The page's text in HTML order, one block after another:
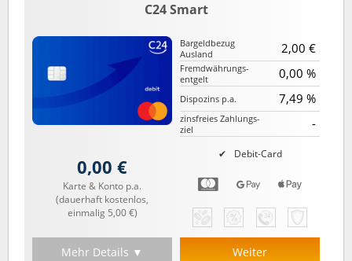
C24 Smart
Debit-Card
Bargeld­bezug
Ausland
2,00 €
Fremd­währungs­
entgelt
0,00 %
Dispozins p.a. 7,49 %
zinsfreies Zahlungs­
ziel
-
0,00 €
Karte & Konto p.a.
(dauerhaft kostenlos,
einmalig 5,00 €)
Mehr Details ▼ Weiter